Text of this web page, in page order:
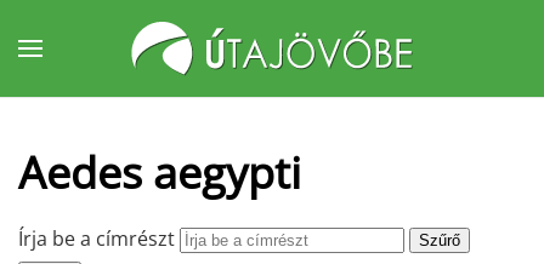
Fő tartalom átugrása
Aedes aegypti
Írja be a címrészt
Szűrő